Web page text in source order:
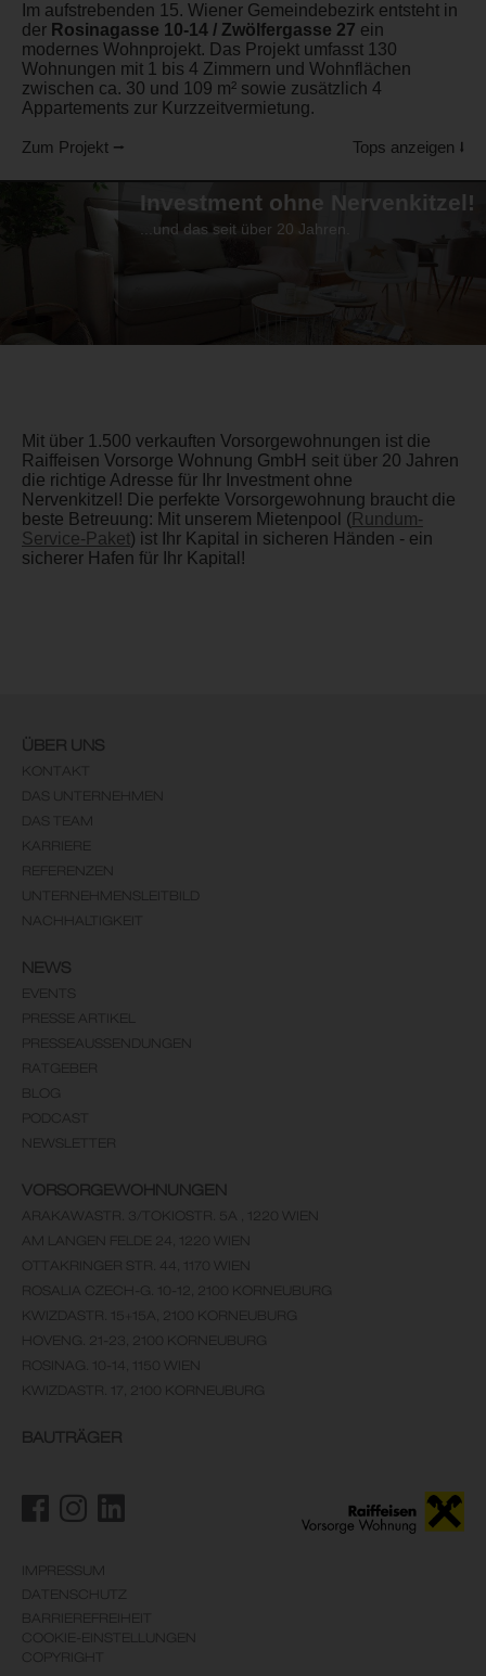
Im aufstrebenden 15. Wiener Gemeindebezirk entsteht in
der Rosinagasse 10-14 / Zwölfergasse 27 ein
modernes Wohnprojekt. Das Projekt umfasst 130
Wohnungen mit 1 bis 4 Zimmern und Wohnflächen
zwischen ca. 30 und 109 m² sowie zusätzlich 4
Appartements zur Kurzzeitvermietung.
Tops anzeigen ⭣
Zum Projekt ⭢
Investment ohne Nervenkitzel!
...und das seit über 20 Jahren.
Mit über 1.500 verkauften Vorsorgewohnungen ist die
Raiffeisen Vorsorge Wohnung GmbH seit über 20 Jahren
die richtige Adresse für Ihr Investment ohne
Nervenkitzel! Die perfekte Vorsorgewohnung braucht die
beste Betreuung: Mit unserem Mietenpool (Rundum-
Service-Paket) ist Ihr Kapital in sicheren Händen - ein
sicherer Hafen für Ihr Kapital!
ÜBER UNS
KONTAKT
DAS UNTERNEHMEN
DAS TEAM
KARRIERE
REFERENZEN
UNTERNEHMENSLEITBILD
NACHHALTIGKEIT
NEWS
EVENTS
PRESSE ARTIKEL
PRESSEAUSSENDUNGEN
RATGEBER
BLOG
PODCAST
NEWSLETTER
VORSORGEWOHNUNGEN
ARAKAWASTR. 3/TOKIOSTR. 5A , 1220 WIEN
AM LANGEN FELDE 24, 1220 WIEN
OTTAKRINGER STR. 44, 1170 WIEN
ROSALIA CZECH-G. 10-12, 2100 KORNEUBURG
KWIZDASTR. 15+15A, 2100 KORNEUBURG
HOVENG. 21-23, 2100 KORNEUBURG
ROSINAG. 10-14, 1150 WIEN
KWIZDASTR. 17, 2100 KORNEUBURG
BAUTRÄGER
IMPRESSUM
DATENSCHUTZ
BARRIEREFREIHEIT
COOKIE-EINSTELLUNGEN
COPYRIGHT